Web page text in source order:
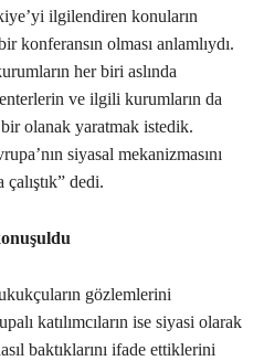
ilgilendiren konuların
konferansın olması anlamlıydı.
her biri aslında
ve ilgili kurumların da
olanak yaratmak istedik.
siyasal mekanizmasını
dedi.
gözlemlerini
katılımcıların ise siyasi olarak
baktıklarını ifade ettiklerini